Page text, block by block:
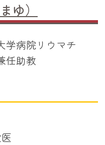
）
学病院リウマチ
任助教